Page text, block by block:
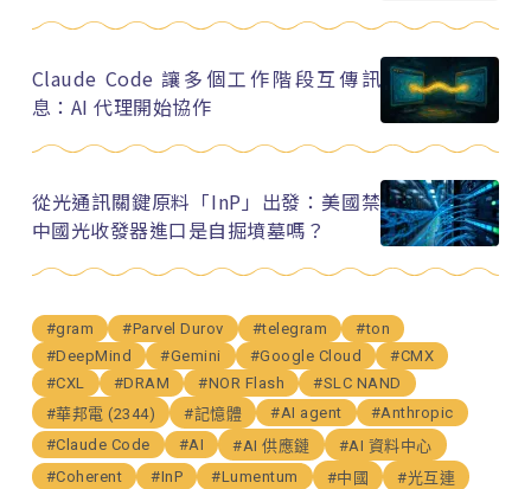
Claude Code 讓多個工作階段互傳訊
息：AI 代理開始協作
從光通訊關鍵原料「InP」出發：美國禁
中國光收發器進口是自掘墳墓嗎？
#gram #Parvel Durov #telegram
#ton
#DeepMind
#Gemini #Google Cloud
#CMX
#CXL
#DRAM #NOR Flash
#SLC NAND
#華邦電 (2344)
#記憶體 #AI agent
#Anthropic
#Claude Code
#AI #AI 供應鏈
#AI 資料中心
#Coherent
#InP #Lumentum #中國
#光互連